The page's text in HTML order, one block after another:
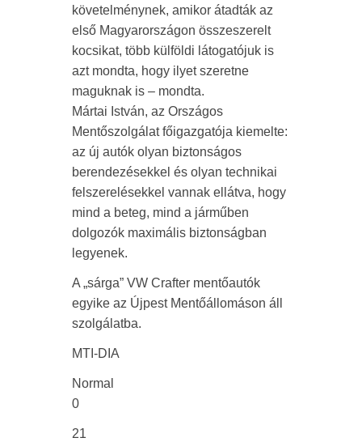
követelménynek, amikor átadták az
első Magyarországon összeszerelt
kocsikat, több külföldi látogatójuk is
azt mondta, hogy ilyet szeretne
maguknak is – mondta.
Mártai István, az Országos
Mentőszolgálat főigazgatója kiemelte:
az új autók olyan biztonságos
berendezésekkel és olyan technikai
felszerelésekkel vannak ellátva, hogy
mind a beteg, mind a járműben
dolgozók maximális biztonságban
legyenek.
A „sárga” VW Crafter mentőautók
egyike az Újpest Mentőállomáson áll
szolgálatba.
MTI-DIA
Normal
0
21